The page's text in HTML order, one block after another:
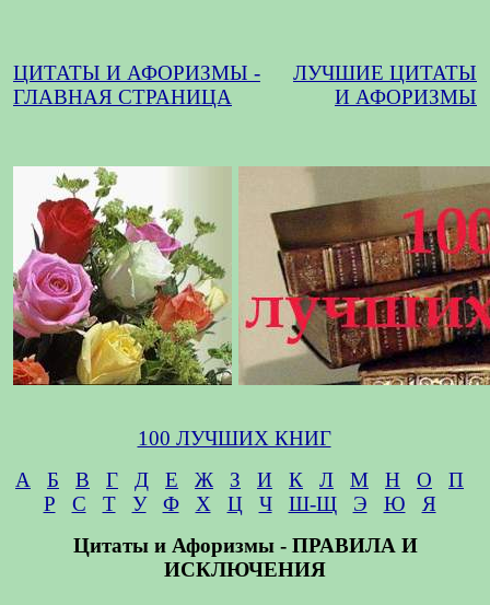
ЦИТАТЫ И АФОРИЗМЫ -
ГЛАВНАЯ СТРАНИЦА
ЛУЧШИЕ ЦИТАТЫ
И АФОРИЗМЫ
100 ЛУЧШИХ КНИГ
А
Б В Г Д Е Ж З И К Л М Н О
П
Р
С Т У Ф Х Ц Ч Ш-Щ Э Ю
Я
Цитаты и Афоризмы - ПРАВИЛА И
ИСКЛЮЧЕНИЯ